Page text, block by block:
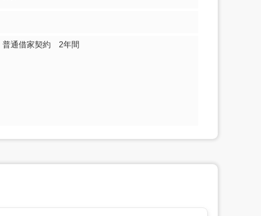
普通借家契約 2年間